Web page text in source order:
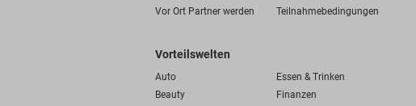
Vor Ort Partner werden
Teilnahmebedingungen
Vorteilswelten
Auto Essen & Trinken
Beauty
Finanzen